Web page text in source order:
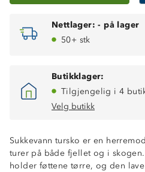
Nettlager: - på lager
50+ stk
Butikklager:
Tilgjengelig i 4
Velg butikk
Sukkevann tursko er en
turer på både fjellet og i
holder føttene tørre, og den